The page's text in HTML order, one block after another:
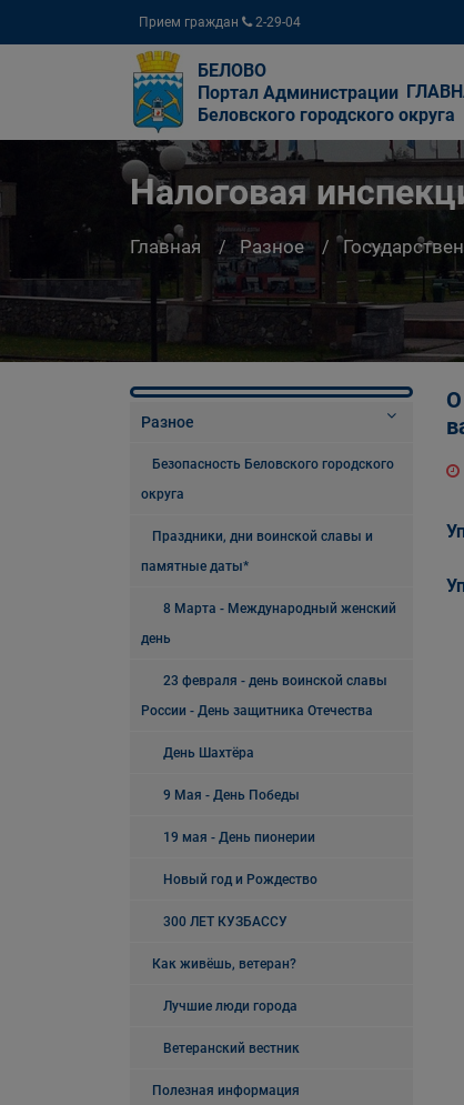
Прием граждан 2-29-04
БЕЛОВО
Портал Администрации
Беловского городского округа
Налоговая
Главная Разное
Разное
Безопасность Беловского городского
округа
Праздники, дни воинской славы и
памятные даты*
8 Марта - Международный женский
день
23 февраля - день воинской славы
России - День защитника Отечества
День Шахтёра
9 Мая - День Победы
19 мая - День пионерии
Новый год и Рождество
300 ЛЕТ КУЗБАССУ
Как живёшь, ветеран?
Лучшие люди города
Ветеранский вестник
Полезная информация